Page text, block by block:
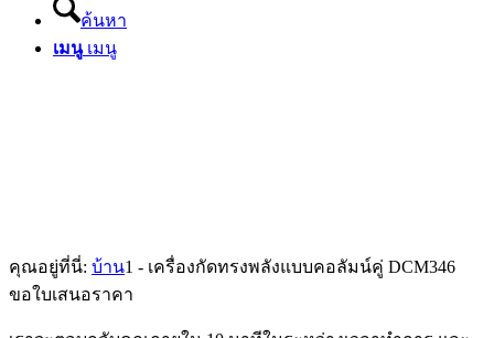
ค้นหา
เมนู เมนู
คุณอยู่ที่นี่: บ้าน1 - เครื่องกัดทรงพลังแบบคอลัมน์คู่ DCM346
ขอใบเสนอราคา